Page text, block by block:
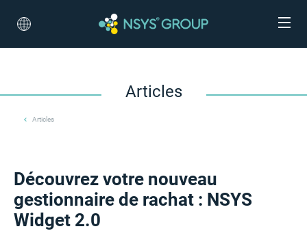
Articles
Articles
Découvrez votre nouveau
gestionnaire de rachat : NSYS
Widget 2.0